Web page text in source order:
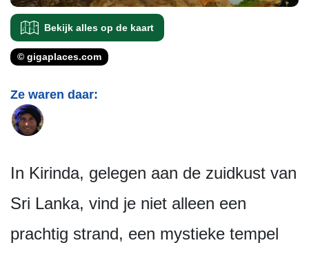
Bekijk alles op de kaart
© gigaplaces.com
Ze waren daar:
In Kirinda, gelegen aan de zuidkust van
Sri Lanka, vind je niet alleen een
prachtig strand, een mystieke tempel